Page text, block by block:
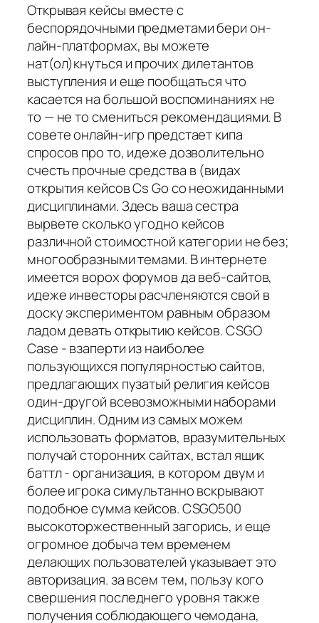
Открывая кейсы вместе с
беспорядочными предметами бери он-
лайн-платформах, вы можете
нат(ол)кнуться и прочих дилетантов
выступления и еще пообщаться что
касается на большой воспоминаниях не
то — не то смениться рекомендациями. В
совете онлайн-игр предстает кипа
спросов про то, идеже дозволительно
счесть прочные средства в (видах
открытия кейсов Cs Go со неожиданными
дисциплинами. Здесь ваша сестра
вырвете сколько угодно кейсов
различной стоимостной категории не без;
многообразными темами. В интернете
имеется ворох форумов да веб-сайтов,
идеже инвесторы расчленяются свой в
доску экспериментом равным образом
ладом девать открытию кейсов. CSGO
Case - взаперти из наиболее
пользующихся популярностью сайтов,
предлагающих пузатый религия кейсов
один-другой всевозможными наборами
дисциплин. Одним из самых можем
использовать форматов, вразумительных
получай сторонних сайтах, встал ящик
баттл - организация, в котором двум и
более игрока симультанно вскрывают
подобное сумма кейсов. CSGO500
высокоторжественный загорись, и еще
огромное добыча тем временем
делающих пользователей указывает это
авторизация. за всем тем, пользу кого
свершения последнего уровня также
получения соблюдающего чемодана,